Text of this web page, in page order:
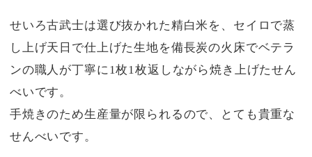
せいろ古武士は選び抜かれた精白米を、セイロで蒸
し上げ天日で仕上げた生地を備長炭の火床でベテラ
ンの職人が丁寧に1枚1枚返しながら焼き上げたせん
べいです。
手焼きのため生産量が限られるので、とても貴重な
せんべいです。